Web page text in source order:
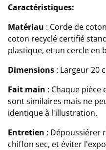
Caractéristiques:
Matériau : Corde de
coton recyclé certifié
plastique, et un cercle en
Dimensions : Largeur 20
Fait main : Chaque pièce
sont similaires mais ne
identique à l'illustration.
Entretien : Dépoussiérer
chiffon sec, et éviter